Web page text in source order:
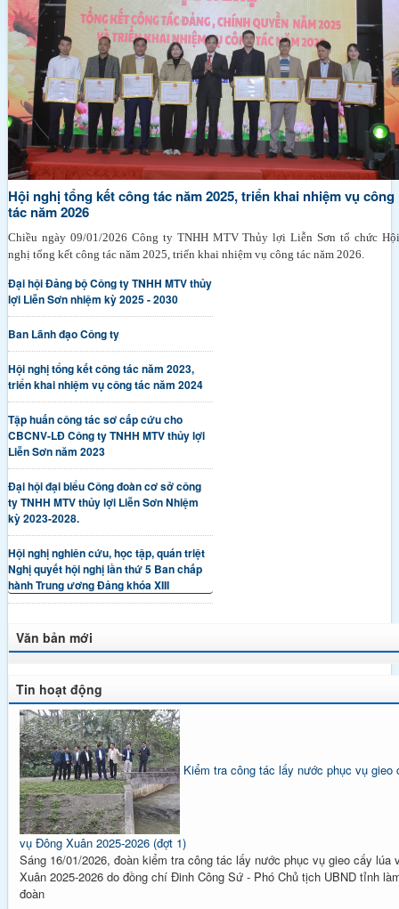
Hội nghị tổng kết công tác năm 2025, triển khai nhiệm vụ công
tác năm 2026
Chiều ngày 09/01/2026 Công ty TNHH MTV Thủy lợi Liễn Sơn tổ chức Hội
nghị tổng kết công tác năm 2025, triển khai nhiệm vụ công tác năm 2026.
Đại hội Đảng bộ Công ty TNHH MTV thủy
lợi Liễn Sơn nhiệm kỳ 2025 - 2030
Ban Lãnh đạo Công ty
Hội nghị tổng kết công tác năm 2023,
triển khai nhiệm vụ công tác năm 2024
Tập huấn công tác sơ cấp cứu cho
CBCNV-LĐ Công ty TNHH MTV thủy lợi
Liễn Sơn năm 2023
Đại hội đại biểu Công đoàn cơ sở công
ty TNHH MTV thủy lợi Liễn Sơn Nhiệm
kỳ 2023-2028.
Hội nghị nghiên cứu, học tập, quán triệt
Nghị quyết hội nghị lần thứ 5 Ban chấp
hành Trung ương Đảng khóa XIII
Văn bản mới
Tin hoạt động
Kiểm tra công tác lấy nước phục vụ gieo
vụ Đông Xuân 2025-2026 (đợt 1)
Sáng 16/01/2026, đoàn kiểm tra công tác lấy nước phục vụ gieo cấy lúa
Xuân 2025-2026 do đồng chí Đinh Công Sứ - Phó Chủ tịch UBND tỉnh
đoàn